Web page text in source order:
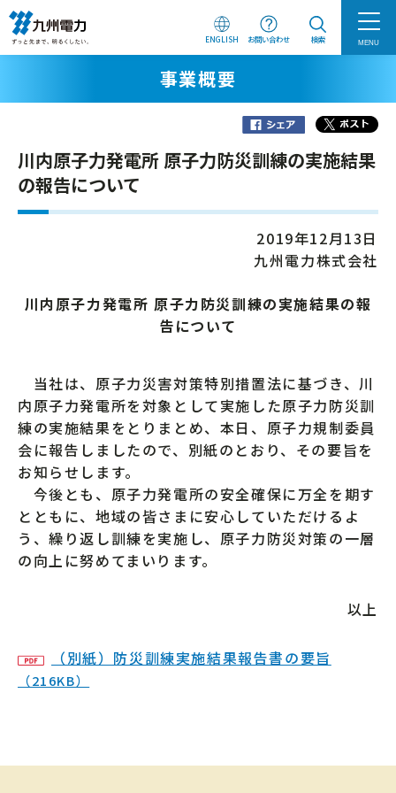
ENGLISH お問い合わせ 検索 MENU
事業概要
川内原子力発電所 原子力防災訓練の実施結果
の報告について
2019年12月13日
九州電力株式会社
川内原子力発電所 原子力防災訓練の実施結果の報
告について
当社は、原子力災害対策特別措置法に基づき、川
内原子力発電所を対象として実施した原子力防災訓
練の実施結果をとりまとめ、本日、原子力規制委員
会に報告しましたので、別紙のとおり、その要旨を
お知らせします。
今後とも、原子力発電所の安全確保に万全を期す
とともに、地域の皆さまに安心していただけるよ
う、繰り返し訓練を実施し、原子力防災対策の一層
の向上に努めてまいります。
以上
（別紙）防災訓練実施結果報告書の要旨
（216KB）